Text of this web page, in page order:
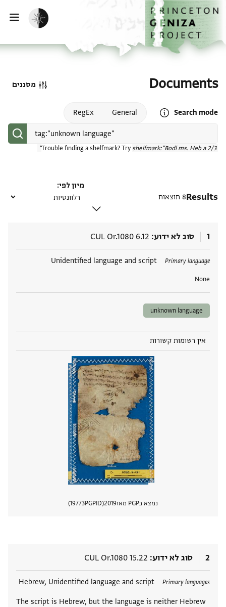
דילוג לתוכן
דף הבית
הפעלת מצב כהה
Documents
Search mode
Open search mode help
General
RegEx
Trouble finding a shelfmark? Try shelfmark:"Bodl ms. Heb a 2/3"
מסננים
Results8 תוצאות
מיון לפי
1 סוג לא ידוע CUL Or.1080 6.12
Primary language
Unidentified language and script
None
תגים
unknown language
אין רשומות קשורות
נמצא בPGP מאז 2019
PGPID
19773
2 סוג לא ידוע CUL Or.1080 15.22
Primary languages
Hebrew, Unidentified language and script
The script is Hebrew, but the language is neither Hebrew
תגים